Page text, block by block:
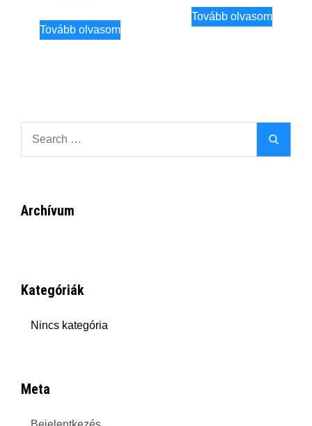
Tovább olvasom
Tovább olvasom
Archívum
Kategóriák
Nincs kategória
Meta